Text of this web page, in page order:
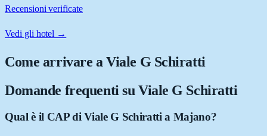
Recensioni verificate
Vedi gli hotel →
Come arrivare aViale G Schiratti
Domande frequenti su Viale G Schiratti
Qual è il CAP di Viale G Schiratti a Majano?